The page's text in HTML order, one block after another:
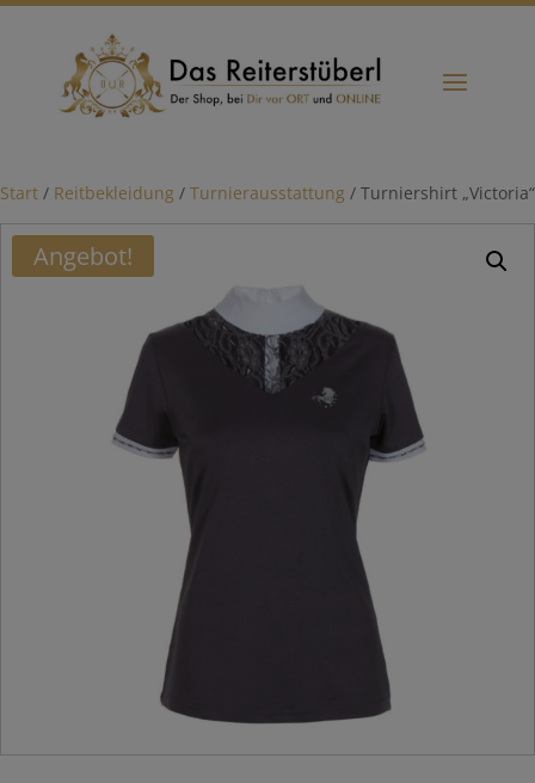
Start / Reitbekleidung / Turnierausstattung / Turniershirt „Victoria“
Angebot!